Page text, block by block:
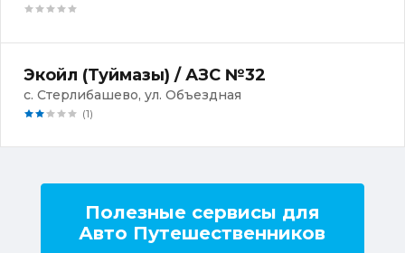
Экойл (Туймазы) / АЗС №32
с. Стерлибашево, ул. Объездная
(1)
Полезные сервисы для
Авто Путешественников